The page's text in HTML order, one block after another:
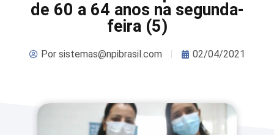
de 60 a 64 anos na segunda-
feira (5)
Porsistemas@npibrasil.com 02/04/2021